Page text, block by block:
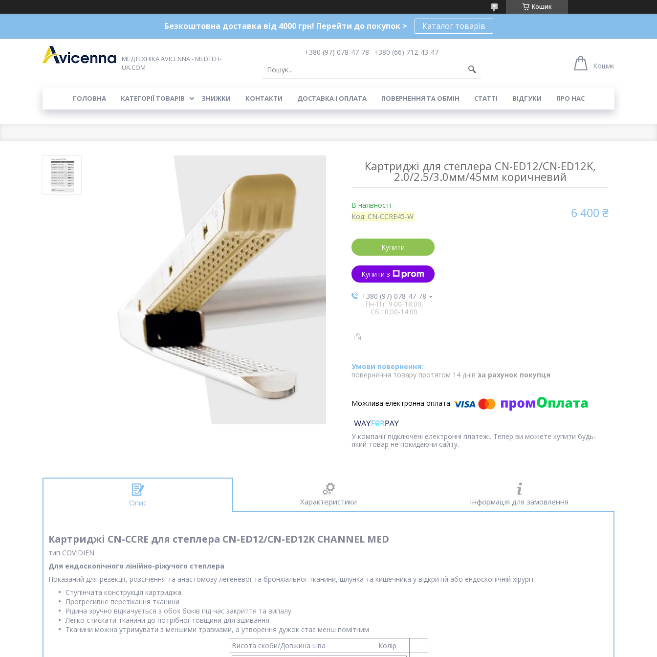
Кошик
Безкоштовна доставка від 4000 грн! Перейти до покупок > Каталог товарів
МЕДТЕХНІКА AVICENNA - MEDTEH-
UA.COM
+380 (97) 078-47-78
+380 (66) 712-43-47
Кошик
ГОЛОВНА КАТЕГОРІЇ ТОВАРІВ ЗНИЖКИ КОНТАКТИ ДОСТАВКА І ОПЛАТА ПОВЕРНЕННЯ ТА ОБМІН СТАТТІ ВІДГУКИ ПРО НАС
Картриджі для степлера CN-ED12/CN-ED12K,
2.0/2.5/3.0мм/45мм коричневий
В наявності
Код: CN-CCRE45-W 6 400 ₴
Купити
Купити з
+380 (97) 078-47-78
Пн-Пт: 9:00-18:00,
Сб:10:00-14:00
повернення товару протягом 14 днів за рахунок покупця
У компанії підключені електронні платежі. Тепер ви можете купити будь-
який товар не покидаючи сайту.
Опис Характеристики Інформація для замовлення
Картриджі CN-CCRE для степлера CN-ED12/CN-ED12K CHANNEL MED
тип COVIDIEN
Для ендоскопічного лінійно-ріжучого степлера
Показаний для резекції, розсічення та анастомозу легеневої та бронхіальної тканини, шлунка та кишечника у відкритій або ендоскопічній хірургії.
Ступінчата конструкція картриджа
Прогресивне перетікання тканини
Рідина зручно відкачується з обох боків під час закриття та випалу
Легко стискати тканини до потрібної товщини для зшивання
Тканини можна утримувати з меншими травмами, а утворення дужок стає менш помітним
Висота скоби/Довжина шва Колір